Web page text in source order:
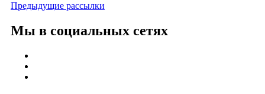
Предыдущие рассылки
Мы в социальных сетях